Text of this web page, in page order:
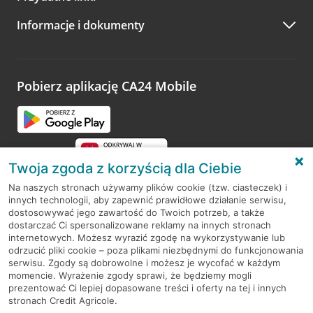
A po wizycie…
Zachęcamy do podzielenia się z nami opinią o wizycie.
opinie.
Informacje i dokumenty
Pobierz aplikację CA24 Mobile
RODO
Regulamin serwisu
Mapa serwisu
PolitykaCookies
Twoja zgoda z korzyścią dla Ciebie
Na naszych stronach używamy plików cookie (tzw. ciasteczek) i
innych technologii, aby zapewnić prawidłowe działanie serwisu,
dostosowywać jego zawartość do Twoich potrzeb, a także
dostarczać Ci spersonalizowane reklamy na innych stronach
internetowych. Możesz wyrazić zgodę na wykorzystywanie lub
odrzucić pliki cookie – poza plikami niezbędnymi do funkcjonowania
serwisu. Zgody są dobrowolne i możesz je wycofać w każdym
momencie. Wyrażenie zgody sprawi, że będziemy mogli
prezentować Ci lepiej dopasowane treści i oferty na tej i innych
stronach Credit Agricole.